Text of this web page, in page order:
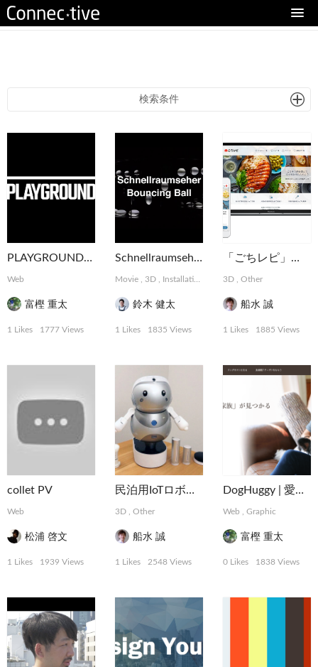
検索条件
PLAYGROUND | 企業や行政とともに社会や事業をデザインする実験的プラットフォーム
Web
富樫 重太
1 Likes 1777 Views
Schnellraumseher: Bouncing Ball
Movie 3D Installation
鈴木 健太
1 Likes 1835 Views
「ごちレピ」ウェブサイトリニューアル
3D ,Other
船水 誠
1 Likes 1885 Views
collet PV
Web
松浦 啓文
1 Likes 1939 Views
民泊用IoTロボット「PAKKUN」
3D ,Other
船水 誠
1 Likes 2548 Views
DogHuggy | 愛犬と寄り添う“家族”が見つかる
Web ,Graphic
富樫 重太
0 Likes 1838 Views